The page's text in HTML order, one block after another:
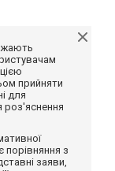
прийняти
для
роз'яснення
порівняння з
заяви,